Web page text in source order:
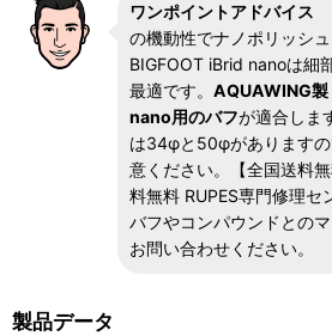
ワンポイントアドバイス
の機動性でナノポリッシ
BIGFOOT iBrid nanoは細
最適です。 AQUAWING製
nano用のバフが適合しま
は34φと50φがあります
意ください。【全国送料
料無料 RUPES専門修理セ
バフやコンパウンドとの
お問い合わせください。
製品データ